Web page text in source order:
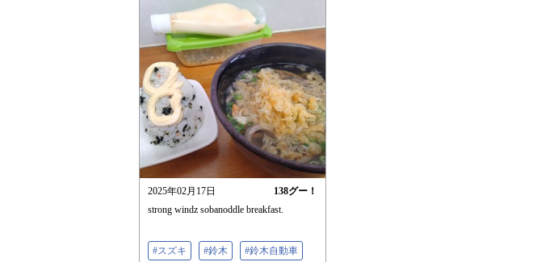
2025年02月17日 138グー！
strong windz sobanoddle breakfast.
#スズキ #鈴木 #鈴木自動車